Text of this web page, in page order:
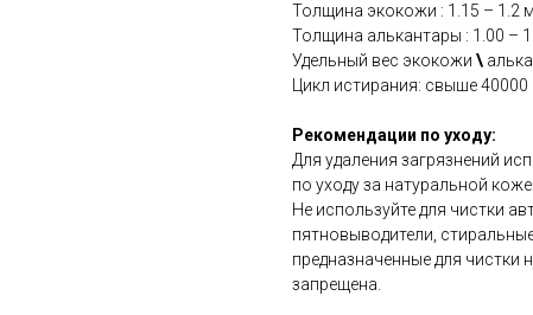
Толщина экокожи : 1.15 – 1.2
Толщина алькантары : 1.00 –
Удельный вес экокожи \
Цикл истирания: свыше 40000
Рекомендации по уходу:
Для удаления загрязнений
по уходу за натуральной
Не используйте для чистки
пятновыводители,
предназначенные для чистки
запрещена.